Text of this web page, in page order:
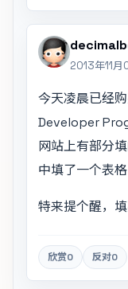
2013年11月
今天凌晨已经
Developer
网站上有部分
中填了一个表
特来提个醒，
欣赏0 反对0